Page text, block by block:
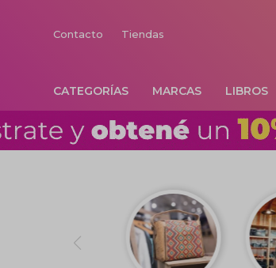
CATEGORÍAS MARCAS LIBROS
Contacto Tiendas